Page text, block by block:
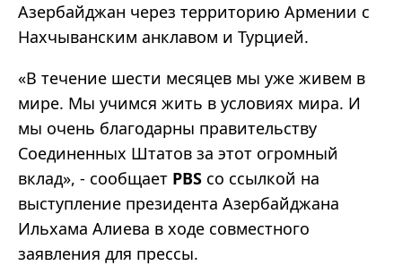
Азербайджан через территорию Армении с
Нахчыванским анклавом и Турцией.
«В течение шести месяцев мы уже живем в
мире. Мы учимся жить в условиях мира. И
мы очень благодарны правительству
Соединенных Штатов за этот огромный
вклад», - сообщает PBS со ссылкой на
выступление президента Азербайджана
Ильхама Алиева в ходе совместного
заявления для прессы.